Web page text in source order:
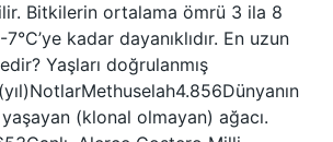
Bitkilerin ortalama ömrü 3 ila 8
7°C’ye kadar dayanıklıdır. En uzun
Yaşları doğrulanmış
(klonal olmayan) ağacı.